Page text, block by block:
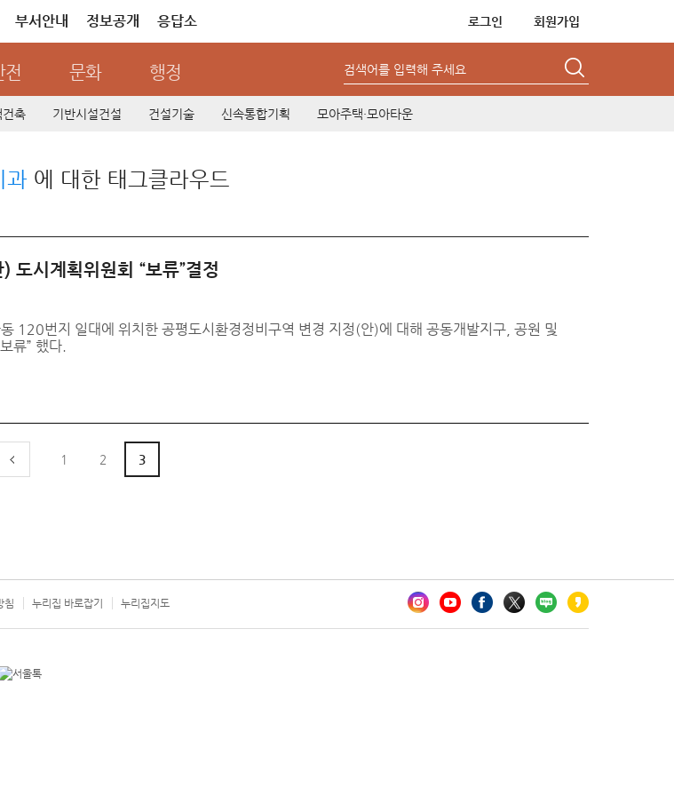
부서안내 정보공개 응답소 로그인 회원가입
전 문화 행정 검색어를 입력해 주세요
건축 기반시설건설 건설기술 신속통합기획 모아주택·모아타운
과에 대한 태그클라우드
도시계획위원회 “보류”결정
번지 일대에 위치한 공평도시환경정비구역 변경 지정(안)에 대해 공동개발지구, 공원 및
류” 했다.
1 2 3
침 누리집 바로잡기 누리집지도
팝업 열기